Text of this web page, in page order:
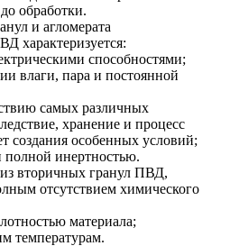
обработки.
и агломерата
характеризуется:
способностями;
влаги, пара и постоянной
самых различных
хранение и процесс
создания особенных условий;
инертностью.
вторичных гранул ПВД,
отсутствием химического
материала;
температурам.